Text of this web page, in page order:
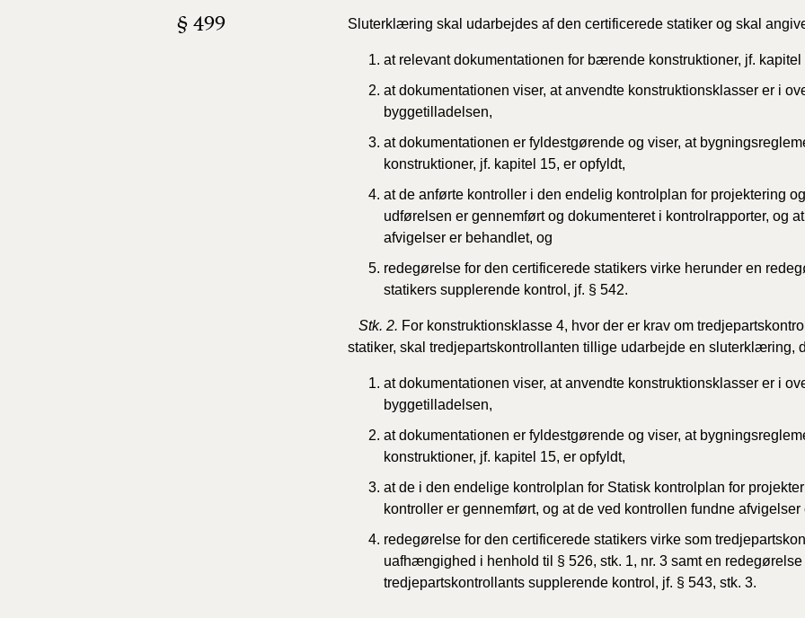
§ 499 Sluterklæring skal udarbejdes af den certificerede statiker og skal
at relevant dokumentationen for bærende konstruktioner, jf. kapitel
at dokumentationen viser, at anvendte konstruktionsklasser er i
byggetilladelsen,
at dokumentationen er fyldestgørende og viser, at
konstruktioner, jf. kapitel 15, er opfyldt,
at de anførte kontroller i den endelig kontrolplan for projektering
udførelsen er gennemført og dokumenteret i kontrolrapporter, og
afvigelser er behandlet, og
redegørelse for den certificerede statikers virke herunder en
statikers supplerende kontrol, jf. § 542.
Stk. 2. For konstruktionsklasse 4, hvor der er krav om
statiker, skal tredjepartskontrollanten tillige udarbejde en sluterklæring,
at dokumentationen viser, at anvendte konstruktionsklasser er i
byggetilladelsen,
at dokumentationen er fyldestgørende og viser, at
konstruktioner, jf. kapitel 15, er opfyldt,
at de i den endelige kontrolplan for Statisk kontrolplan for
kontroller er gennemført, og at de ved kontrollen fundne afvigelser
redegørelse for den certificerede statikers virke som
uafhængighed i henhold til § 526, stk. 1, nr. 3 samt en
tredjepartskontrollants supplerende kontrol, jf. § 543, stk. 3.